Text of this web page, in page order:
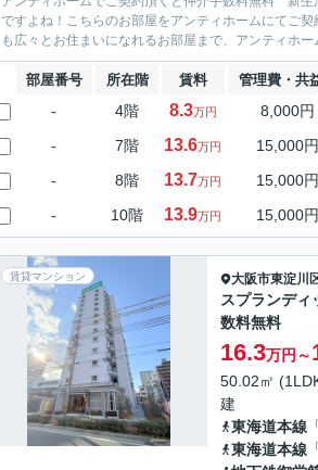
ですよね！こちらのお部屋をアンティホームにてご
も広々とお住まいになれるお部屋まで、アンティホー
部屋番号 所在階 賃料 管理費・共
- 4階 8.3万円 8,000円
- 7階 13.6万円 15,000円
- 8階 13.7万円 15,000円
- 10階 13.9万円 15,000円
賃貸マンション 大阪市東淀川
スプランデ
数料無料
16.3万円～
50.02㎡
建
東海道本線
東海道本線